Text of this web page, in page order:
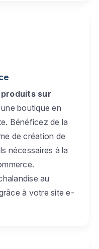
sur
boutique en
Bénéficez de la
de création de
nécessaires à la
au
à votre site e-